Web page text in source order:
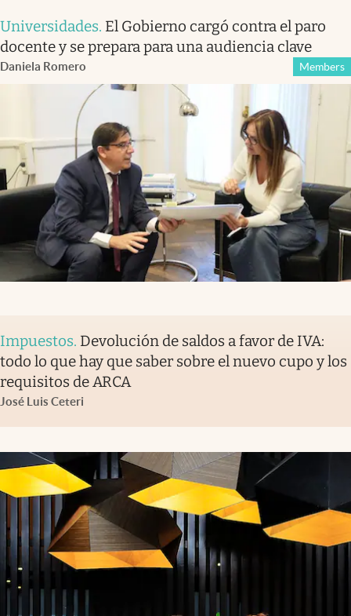
Universidades. El Gobierno cargó contra el paro
docente y se prepara para una audiencia clave
Daniela Romero Members
Impuestos. Devolución de saldos a favor de IVA:
todo lo que hay que saber sobre el nuevo cupo y los
requisitos de ARCA
José Luis Ceteri